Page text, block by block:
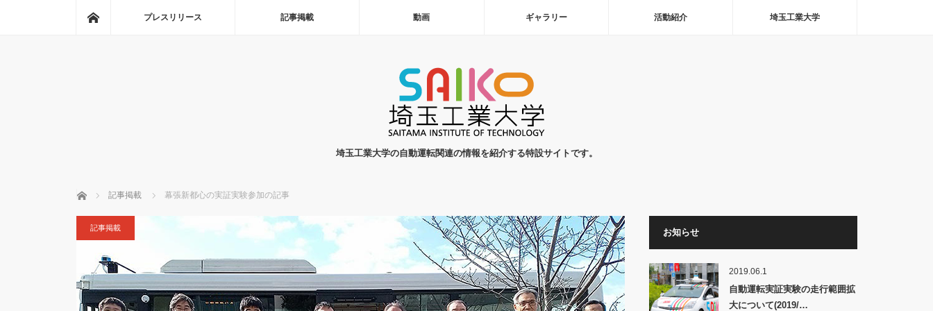
プレスリリース 記事掲載 動画 ギャラリー 活動紹介 埼玉工業大学
埼玉工業大学の自動運転関連の情報を紹介する特設サイトです。
ホーム 記事掲載 幕張新都心の実証実験参加の記事
記事掲載 お知らせ
2019.06.1
自動運転実証実験の走行範囲拡
大について(2019/…